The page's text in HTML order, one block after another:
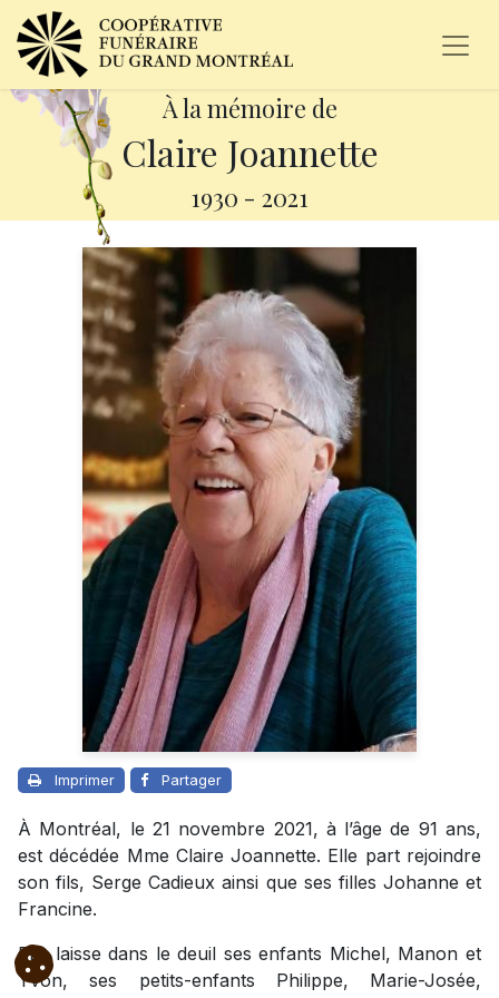
À la mémoire de
Claire Joannette
1930 - 2021
Imprimer Partager
À Montréal, le 21 novembre 2021, à l’âge de 91 ans,
est décédée Mme Claire Joannette. Elle part rejoindre
son fils, Serge Cadieux ainsi que ses filles Johanne et
Francine.
Elle laisse dans le deuil ses enfants Michel, Manon et
Yvon, ses petits-enfants Philippe, Marie-Josée,